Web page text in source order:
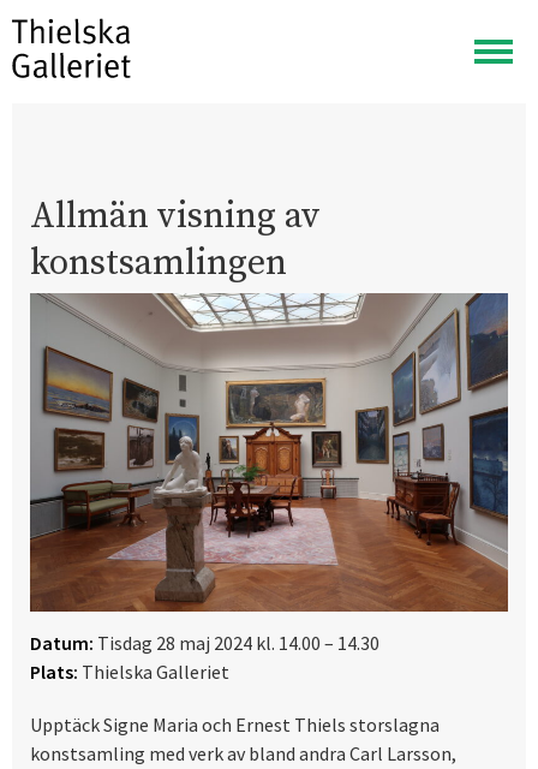
Visa
meny
Allmän visning av
konstsamlingen
Datum: Tisdag 28 maj 2024 kl. 14.00 – 14.30
Plats: Thielska Galleriet
Upptäck Signe Maria och Ernest Thiels storslagna
konstsamling med verk av bland andra Carl Larsson,